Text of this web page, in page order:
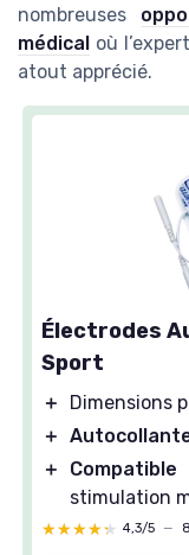
nombreuses
médical où
atout apprécié.
Électrodes
Sport
＋ Dimensions
＋
＋
Compatible
stimulation
★★★★★
★★★★★ 4,3/5 —